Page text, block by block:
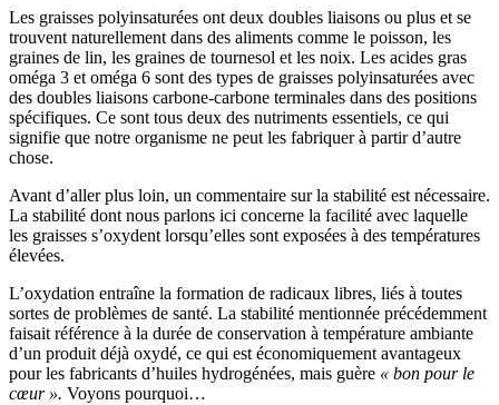
Les graisses polyinsaturées ont deux doubles liaisons ou plus et se
trouvent naturellement dans des aliments comme le poisson, les
graines de lin, les graines de tournesol et les noix. Les acides gras
oméga 3 et oméga 6 sont des types de graisses polyinsaturées avec
des doubles liaisons carbone-carbone terminales dans des positions
spécifiques. Ce sont tous deux des nutriments essentiels, ce qui
signifie que notre organisme ne peut les fabriquer à partir d’autre
chose.
Avant d’aller plus loin, un commentaire sur la stabilité est nécessaire.
La stabilité dont nous parlons ici concerne la facilité avec laquelle
les graisses s’oxydent lorsqu’elles sont exposées à des températures
élevées.
L’oxydation entraîne la formation de radicaux libres, liés à toutes
sortes de problèmes de santé. La stabilité mentionnée précédemment
faisait référence à la durée de conservation à température ambiante
d’un produit déjà oxydé, ce qui est économiquement avantageux
pour les fabricants d’huiles hydrogénées, mais guère « bon pour le
cœur ». Voyons pourquoi…